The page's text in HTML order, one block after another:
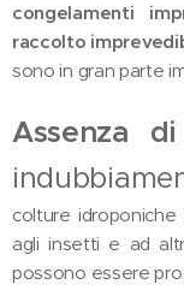
congelamenti
raccolto
sono in gran parte
Assenza
colture
agli insetti e ad
possono essere